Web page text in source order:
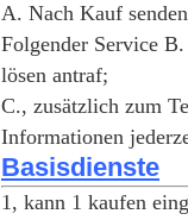
A. Nach Kauf
Folgender Service
lösen antraf;
C., zusätzlich zum
Informationen
Basisdienste
1, kann 1 kaufen